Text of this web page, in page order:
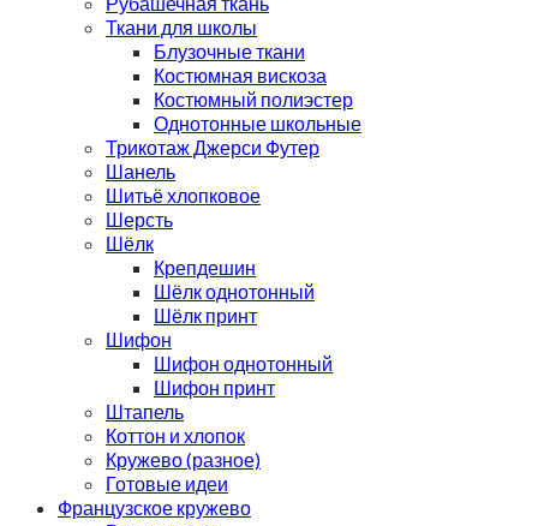
Ткани для школы
Блузочные ткани
Костюмная вискоза
Костюмный полиэстер
Однотонные школьные
Трикотаж Джерси Футер
Шанель
Шитьё хлопковое
Шерсть
Шёлк
Крепдешин
Шёлк однотонный
Шёлк принт
Шифон
Шифон однотонный
Шифон принт
Штапель
Коттон и хлопок
Кружево (разное)
Готовые идеи
Французское кружево